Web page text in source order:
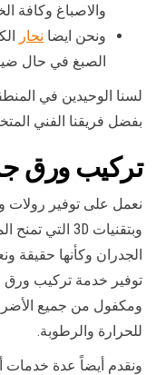
والاصباغ وكافة
ونحن ايضا نحار
الصبغ في حال
لسنا الوحيدين في
بفضل فريقنا الفني
تركيب ورق
نعمل على توفير رولات
وبتقنيات 3D التي تمنح المكان رونق جميل وتجعل
الجدران وكأنها حقيقة
توفير خدمة تركيب
ومكفول من جميع
للحرارة والرطوبة.
ونقدم أيضاً عدة خدمات